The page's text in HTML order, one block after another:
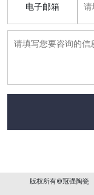
电子邮箱
版权所有©冠强陶瓷